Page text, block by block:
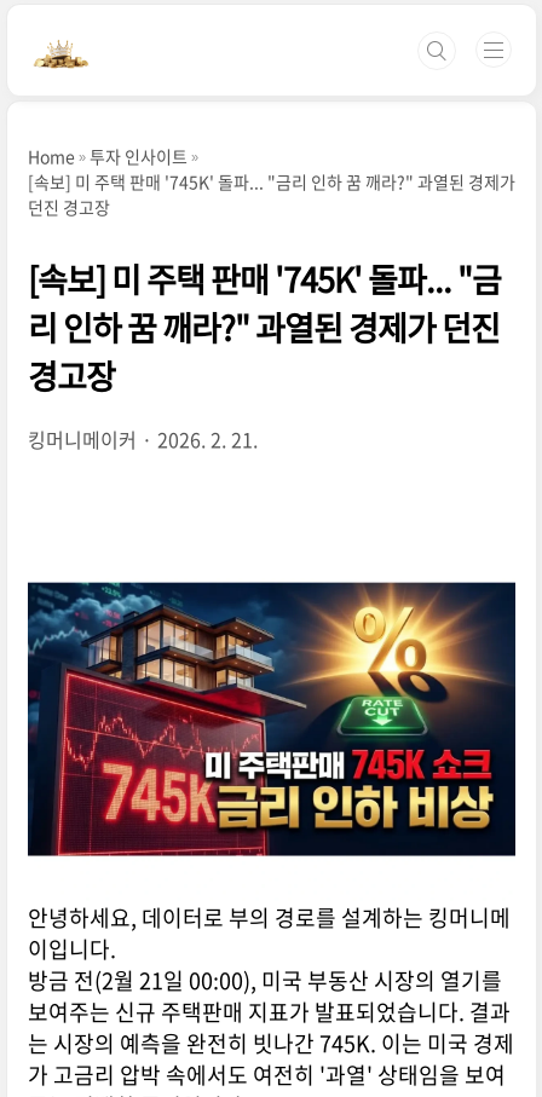
Home
투자 인사이트
[속보] 미 주택 판매 '745K' 돌파... "금리 인하 꿈 깨라?" 과열된 경제가
던진 경고장
[속보] 미 주택 판매 '745K' 돌파... "금
리 인하 꿈 깨라?" 과열된 경제가 던진
경고장
킹머니메이커 2026. 2. 21.
안녕하세요, 데이터로 부의 경로를 설계하는 킹머니메
이입니다.
방금 전(2월 21일 00:00), 미국 부동산 시장의 열기를
보여주는 신규 주택판매 지표가 발표되었습니다. 결과
는 시장의 예측을 완전히 빗나간 745K. 이는 미국 경제
가 고금리 압박 속에서도 여전히 '과열' 상태임을 보여